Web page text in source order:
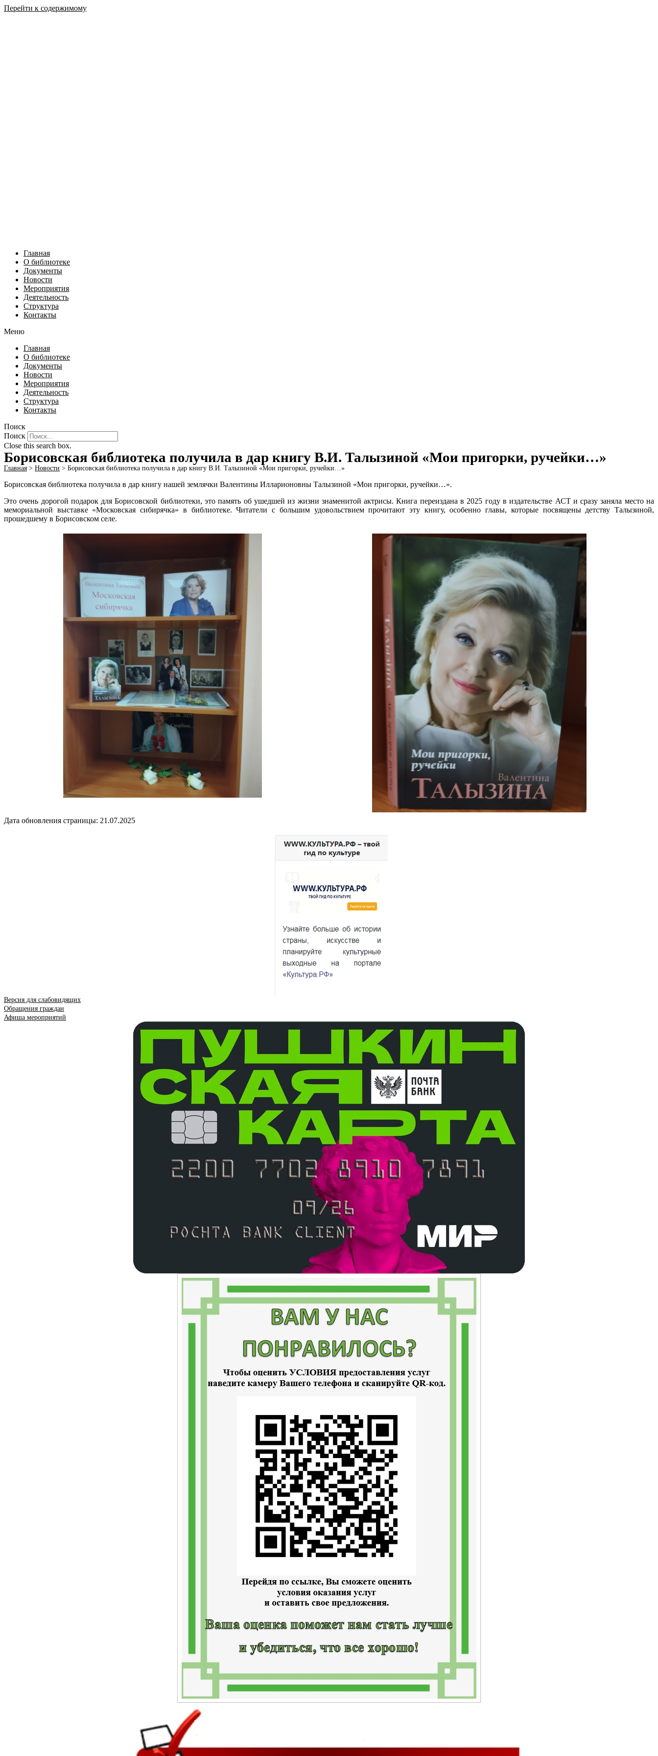
Перейти к содержимому
Главная
О библиотеке
Документы
Новости
Мероприятия
Деятельность
Структура
Контакты
Меню
Главная
О библиотеке
Документы
Новости
Мероприятия
Деятельность
Структура
Контакты
Поиск
Поиск
Close this search box.
Борисовская библиотека получила в дар книгу В.И. Талызиной «Мои пригорки, ручейки…»
Главная > Новости > Борисовская библиотека получила в дар книгу В.И. Талызиной «Мои пригорки, ручейки…»
Борисовская библиотека получила в дар книгу нашей землячки Валентины Илларионовны Талызиной «Мои пригорки, ручейки…».
Это очень дорогой подарок для Борисовской библиотеки, это память об ушедшей из жизни знаменитой актрисы. Книга переиздана в 2025 году в издательстве АСТ и сразу заняла место на
мемориальной выставке «Московская сибирячка» в библиотеке. Читатели с большим удовольствием прочитают эту книгу, особенно главы, которые посвящены детству Талызиной,
прошедшему в Борисовском селе.
Дата обновления страницы: 21.07.2025
Версия для слабовидящих
Обращения граждан
Афиша мероприятий